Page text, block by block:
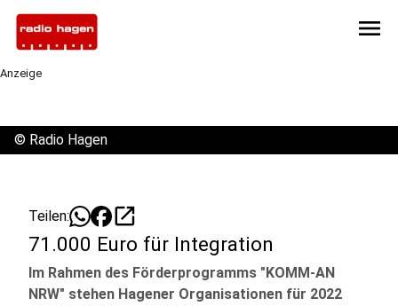
menu
Anzeige
© Radio Hagen
Teilen: open_in_new
71.000 Euro für Integration
Im Rahmen des Förderprogramms "KOMM-AN
NRW" stehen Hagener Organisationen für 2022